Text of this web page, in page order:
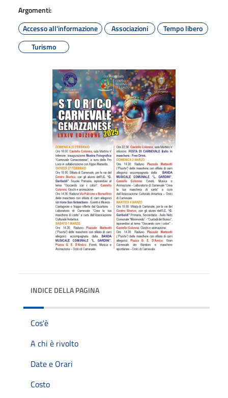
Argomenti:
Accesso all'informazione
Associazioni
Tempo libero
Turismo
INDICE DELLA PAGINA
Cos'è
A chi è rivolto
Date e Orari
Costo